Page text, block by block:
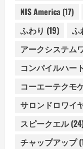
NIS America (17)
ふわり (19) ふ
アークシステム
コンパイルハート
コーエーテクモ
サロンドロワイ
スピークエル
チャップアップ